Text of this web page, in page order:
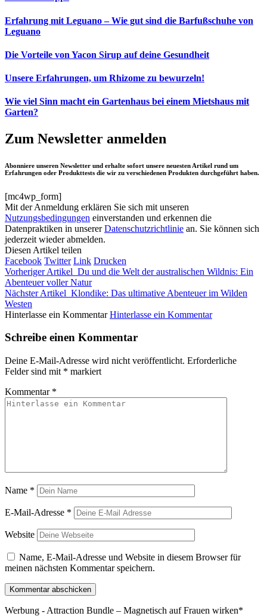
Erfahrung mit Leguano – Wie gut sind die Barfußschuhe von
Leguano
Die Vorteile von Yacon Sirup auf deine Gesundheit
Unsere Erfahrungen, um Rhizome zu bewurzeln!
Wie viel Sinn macht ein Gartenhaus bei einem Mietshaus mit
Garten?
Zum Newsletter anmelden
Abonniere unseren Newsletter und erhalte sofort unsere neuesten Artikel rund um
Erfahrungen oder Produkttests die wir zu verschiedenen Produkten durchgeführt haben.
[mc4wp_form]
Mit der Anmeldung erklären Sie sich mit unseren
Nutzungsbedingungen einverstanden und erkennen die
Datenpraktiken in unsererDatenschutzrichtlinie an. Sie können sich
jederzeit wieder abmelden.
Diesen Artikel teilen
Facebook Twitter Link Drucken
Vorheriger Artikel Du und die Welt der australischen Wildnis: Ein
Abenteuer voller Natur
Nächster Artikel Klondike: Das ultimative Abenteuer im Wilden
Westen
Hinterlasse ein Kommentar Hinterlasse ein Kommentar
Schreibe einen Kommentar
Deine E-Mail-Adresse wird nicht veröffentlicht. Erforderliche
Felder sind mit * markiert
Kommentar *
Name *
E-Mail-Adresse *
Website
Name, E-Mail-Adresse und Website in diesem Browser für
meinen nächsten Kommentar speichern.
Werbung - Attraction Bundle – Magnetisch auf Frauen wirken*